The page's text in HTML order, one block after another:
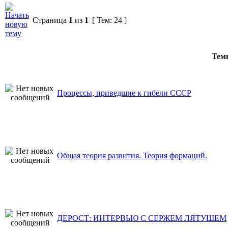
Страница 1 из 1 [ Тем: 24 ]
Процессы, приведшие к гибели СССР
Общая теория развития. Теория формаций.
ДЕРОСТ: ИНТЕРВЬЮ С СЕРЖЕМ ЛЯТУШЕМ